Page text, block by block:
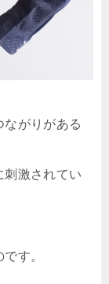
がりがある
刺激されてい
す。